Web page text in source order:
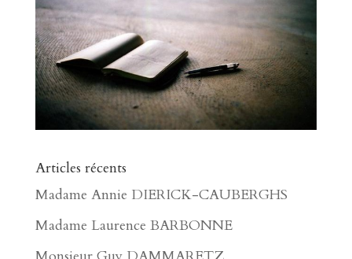
Articles récents
Madame Annie DIERICK-CAUBERGHS
Madame Laurence BARBONNE